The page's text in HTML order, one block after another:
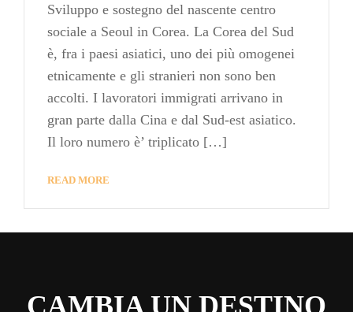
Sviluppo e sostegno del nascente centro
sociale a Seoul in Corea. La Corea del Sud
è, fra i paesi asiatici, uno dei più omogenei
etnicamente e gli stranieri non sono ben
accolti. I lavoratori immigrati arrivano in
gran parte dalla Cina e dal Sud-est asiatico.
Il loro numero è’ triplicato […]
READ MORE
CAMBIA UN DESTINO